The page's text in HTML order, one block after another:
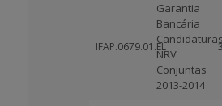
IFAP.0679.01.EL
Garantia
Bancária
Candidaturas
NRV
Conjuntas
2013-2014